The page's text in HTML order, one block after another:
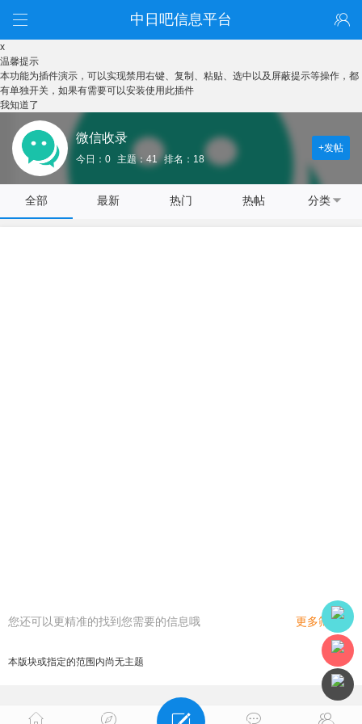
中日吧信息平台
x
温馨提示
本功能为插件演示，可以实现禁用右键、复制、粘贴、选中以及屏蔽提示等操作，都
有单独开关，如果有需要可以安装使用此插件
我知道了
微信收录
今日：0 主题：41 排名：18
+发帖
全部 最新 热门 热帖 分类
您还可以更精准的找到您需要的信息哦 更多筛选
本版块或指定的范围内尚无主题